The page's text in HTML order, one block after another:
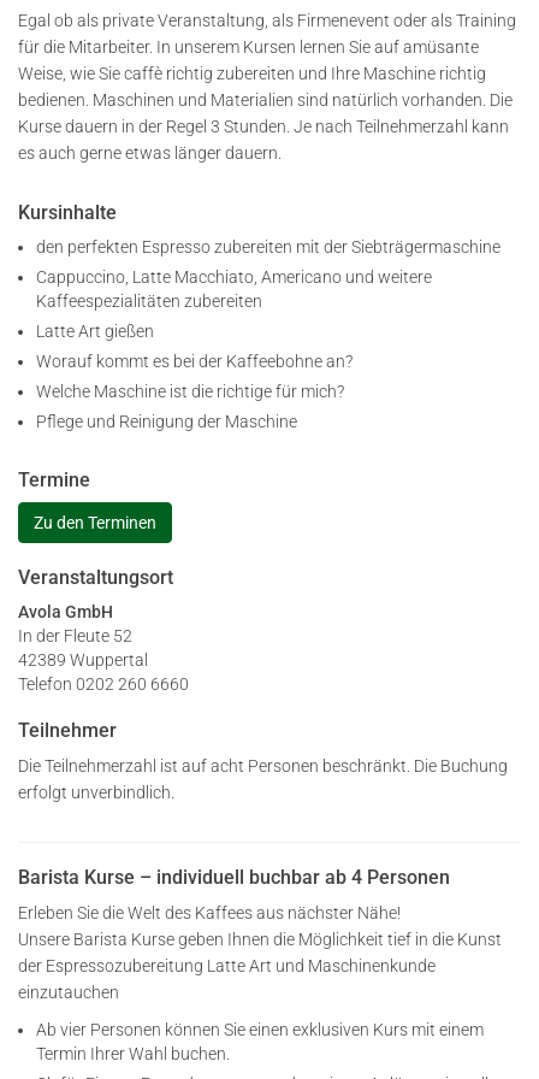
Egal ob als private Veranstaltung, als Firmenevent oder als Training
für die Mitarbeiter. In unserem Kursen lernen Sie auf amüsante
Weise, wie Sie caffè richtig zubereiten und Ihre Maschine richtig
bedienen. Maschinen und Materialien sind natürlich vorhanden. Die
Kurse dauern in der Regel 3 Stunden. Je nach Teilnehmerzahl kann
es auch gerne etwas länger dauern.
Kursinhalte
den perfekten Espresso zubereiten mit der Siebträgermaschine
Cappuccino, Latte Macchiato, Americano und weitere
Kaffeespezialitäten zubereiten
Latte Art gießen
Worauf kommt es bei der Kaffeebohne an?
Welche Maschine ist die richtige für mich?
Pflege und Reinigung der Maschine
Termine
Zu den Terminen
Veranstaltungsort
Avola GmbH
In der Fleute 52
42389 Wuppertal
Telefon 0202 260 6660
Teilnehmer
Die Teilnehmerzahl ist auf acht Personen beschränkt. Die Buchung
erfolgt unverbindlich.
Barista Kurse – individuell buchbar ab 4 Personen
Erleben Sie die Welt des Kaffees aus nächster Nähe!
Unsere Barista Kurse geben Ihnen die Möglichkeit tief in die Kunst
der Espressozubereitung Latte Art und Maschinenkunde
einzutauchen
Ab vier Personen können Sie einen exklusiven Kurs mit einem
Termin Ihrer Wahl buchen.